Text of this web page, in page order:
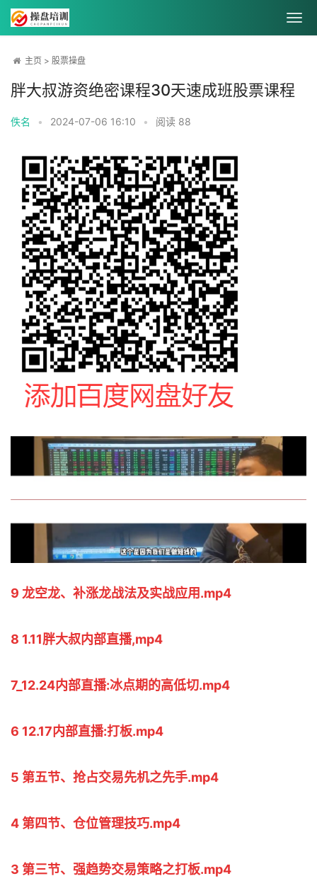
主页 > 股票操盘
胖大叔游资绝密课程30天速成班股票课程
佚名 • 2024-07-06 16:10 • 阅读 88
9 龙空龙、补涨龙战法及实战应用.mp4
8 1.11胖大叔内部直播,mp4
7_12.24内部直播:冰点期的高低切.mp4
6 12.17内部直播:打板.mp4
5 第五节、抢占交易先机之先手.mp4
4 第四节、仓位管理技巧.mp4
3 第三节、强趋势交易策略之打板.mp4